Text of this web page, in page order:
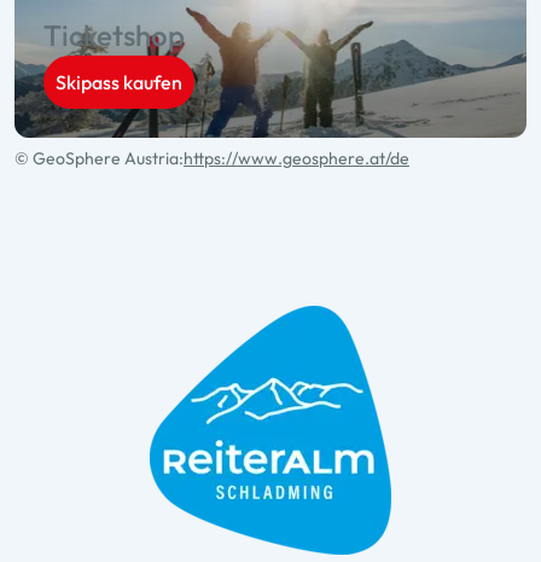
Ticketshop
Skipass kaufen
© GeoSphere Austria:https://www.geosphere.at/de